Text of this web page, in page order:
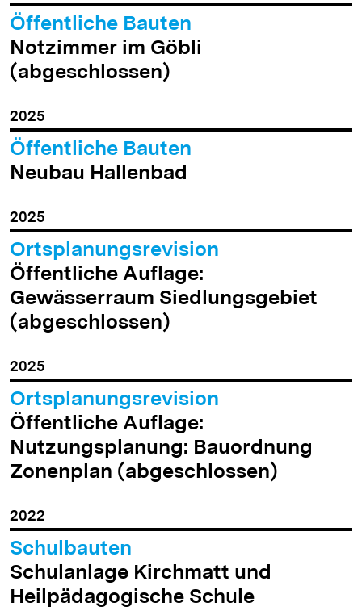
Öffentliche Bauten
Notzimmer im Göbli
(abgeschlossen)
2025
Öffentliche Bauten
Neubau Hallenbad
2025
Ortsplanungsrevision
Öffentliche Auflage:
Gewässerraum Siedlungsgebiet
(abgeschlossen)
2025
Ortsplanungsrevision
Öffentliche Auflage:
Nutzungsplanung: Bauordnung
Zonenplan (abgeschlossen)
2022
Schulbauten
Schulanlage Kirchmatt und
Heilpädagogische Schule